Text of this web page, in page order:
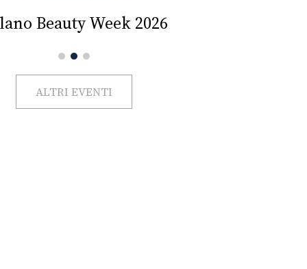
Beauty Week 2026
ALTRI EVENTI